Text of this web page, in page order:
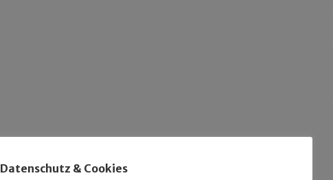
Datenschutz & Cookies